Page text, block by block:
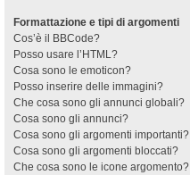
Formattazione e tipi di argomenti
Cos’è il BBCode?
Posso usare l’HTML?
Cosa sono le emoticon?
Posso inserire delle immagini?
Che cosa sono gli annunci globali?
Cosa sono gli annunci?
Cosa sono gli argomenti importanti?
Cosa sono gli argomenti bloccati?
Che cosa sono le icone argomento?